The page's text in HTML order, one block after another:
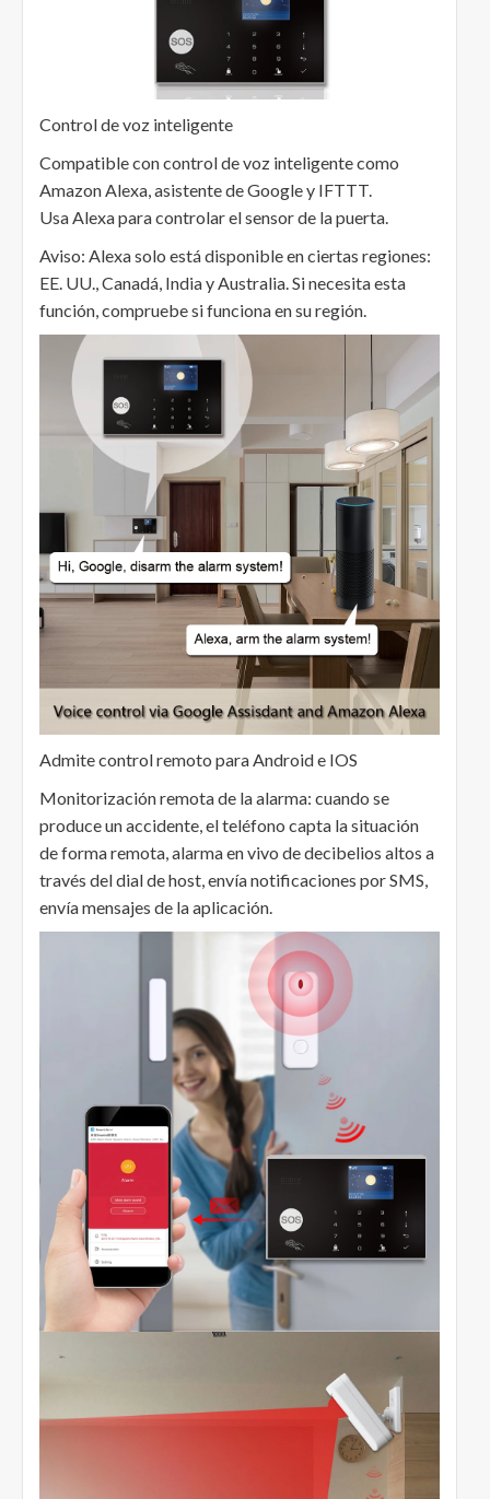
Control de voz inteligente
Compatible con control de voz inteligente como
Amazon Alexa, asistente de Google y IFTTT.
Usa Alexa para controlar el sensor de la puerta.
Aviso: Alexa solo está disponible en ciertas regiones:
EE. UU., Canadá, India y Australia. Si necesita esta
función, compruebe si funciona en su región.
Admite control remoto para Android e IOS
Monitorización remota de la alarma: cuando se
produce un accidente, el teléfono capta la situación
de forma remota, alarma en vivo de decibelios altos a
través del dial de host, envía notificaciones por SMS,
envía mensajes de la aplicación.